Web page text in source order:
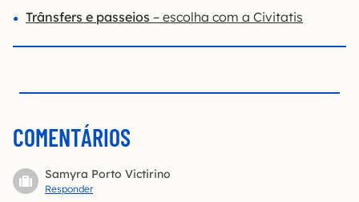
Trânsfers e passeios – escolha com a Civitatis
COMENTÁRIOS
Samyra Porto Victirino
Responder